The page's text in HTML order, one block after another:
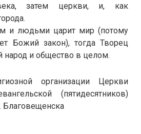
затем церкви, и, как
и людьми царит мир (потому
Божий закон), тогда Творец
народ и общество в целом.
организации Церкви
(пятидесятников)
Благовещенска